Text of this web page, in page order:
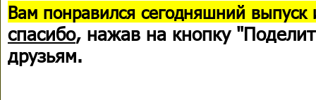
Вам понравился сегодняшний выпуск
спасибо, нажав на кнопку
друзьям.